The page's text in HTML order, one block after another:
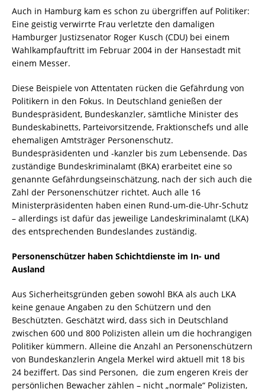
Auch in Hamburg kam es schon zu übergriffen auf Politiker:
Eine geistig verwirrte Frau verletzte den damaligen
Hamburger Justizsenator Roger Kusch (CDU) bei einem
Wahlkampfauftritt im Februar 2004 in der Hansestadt mit
einem Messer.
Diese Beispiele von Attentaten rücken die Gefährdung von
Politikern in den Fokus. In Deutschland genießen der
Bundespräsident, Bundeskanzler, sämtliche Minister des
Bundeskabinetts, Parteivorsitzende, Fraktionschefs und alle
ehemaligen Amtsträger Personenschutz.
Bundespräsidenten und -kanzler bis zum Lebensende. Das
zuständige Bundeskriminalamt (BKA) erarbeitet eine so
genannte Gefährdungseinschätzung, nach der sich auch die
Zahl der Personenschützer richtet. Auch alle 16
Ministerpräsidenten haben einen Rund-um-die-Uhr-Schutz
– allerdings ist dafür das jeweilige Landeskriminalamt (LKA)
des entsprechenden Bundeslandes zuständig.
Personenschützer haben Schichtdienste im In- und
Ausland
Aus Sicherheitsgründen geben sowohl BKA als auch LKA
keine genaue Angaben zu den Schützern und den
Beschützten. Geschätzt wird, dass sich in Deutschland
zwischen 600 und 800 Polizisten allein um die hochrangigen
Politiker kümmern. Alleine die Anzahl an Personenschützern
von Bundeskanzlerin Angela Merkel wird aktuell mit 18 bis
24 beziffert. Das sind Personen, die zum engeren Kreis der
persönlichen Bewacher zählen – nicht „normale“ Polizisten,